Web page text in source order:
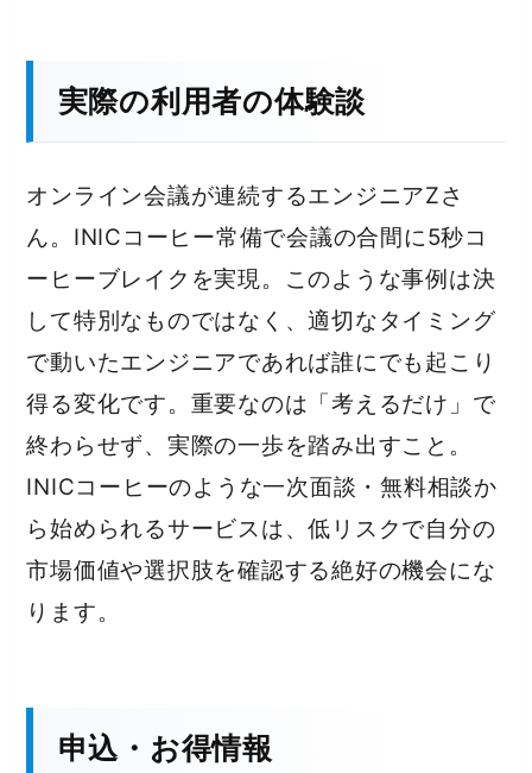
実際の利用者の体験談
オンライン会議が連続するエンジニアZさ
ん。INICコーヒー常備で会議の合間に5秒コ
ーヒーブレイクを実現。このような事例は決
して特別なものではなく、適切なタイミング
で動いたエンジニアであれば誰にでも起こり
得る変化です。重要なのは「考えるだけ」で
終わらせず、実際の一歩を踏み出すこと。
INICコーヒーのような一次面談・無料相談か
ら始められるサービスは、低リスクで自分の
市場価値や選択肢を確認する絶好の機会にな
ります。
申込・お得情報